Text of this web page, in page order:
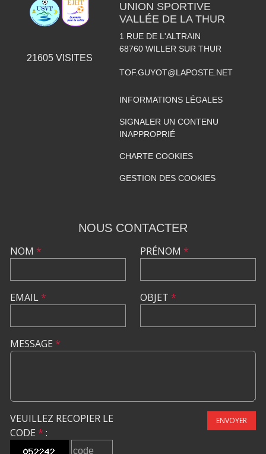
21605VISITES
UNION SPORTIVE
VALLÉE DE LA THUR
1 RUE DE L'ALTRAIN
68760 WILLER SUR THUR
TOF.GUYOT@LAPOSTE.NET
INFORMATIONS LÉGALES
SIGNALER UN CONTENU
INAPPROPRIÉ
CHARTE COOKIES
GESTION DES COOKIES
NOUS CONTACTER
NOM *
EMAIL*
PRÉNOM *
OBJET *
MESSAGE *
VEUILLEZ RECOPIER LE
CODE * :
ENVOYER